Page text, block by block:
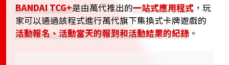
BANDAI TCG+是由萬代推出的一站式應用程式，玩
家可以通過該程式進行萬代旗下集換式卡牌遊戲的
活動報名、活動當天的報到和活動結果的紀錄。